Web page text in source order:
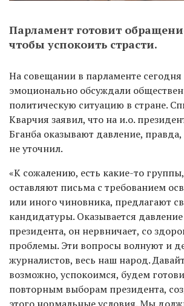
Парламент готовит
чтобы успокоить страсти.
На совещании в парламенте
эмоционально обсуждали
политическую ситуацию в стране.
Кварчия заявил, что на и.о.
Бганба оказывают давление,
не уточнил.
«К сожалению, есть какие-то
оставляют письма с требованием
или иного чиновника, предлагают
кандидатуры. Оказывается
президента, он нервничает, со
проблемы. Эти вопросы волнуют и
журналистов, весь наш народ.
возможно, успокоимся, будем
повторным выборам президента,